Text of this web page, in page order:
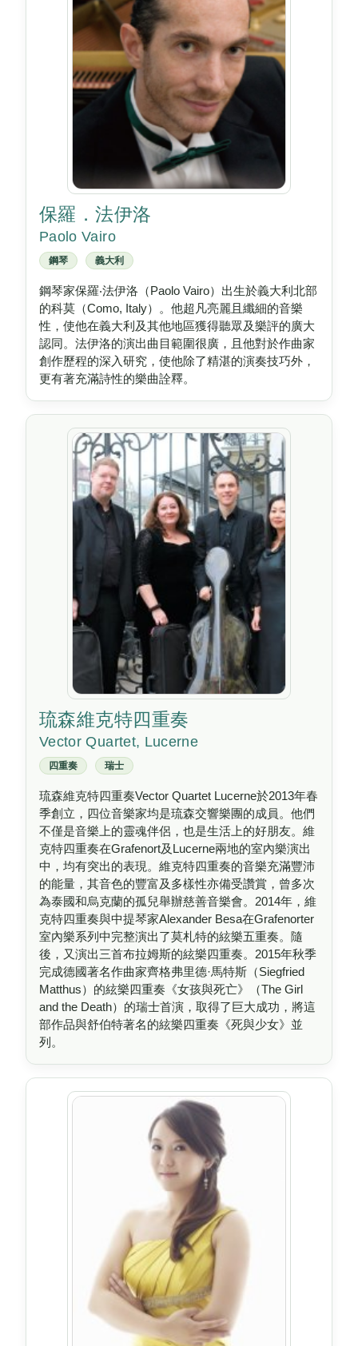
保羅．法伊洛
Paolo Vairo
鋼琴 義大利
鋼琴家保羅‧法伊洛（Paolo Vairo）出生於義大利北部
的科莫（Como, Italy）。他超凡亮麗且纖細的音樂
性，使他在義大利及其他地區獲得聽眾及樂評的廣大
認同。法伊洛的演出曲目範圍很廣，且他對於作曲家
創作歷程的深入研究，使他除了精湛的演奏技巧外，
更有著充滿詩性的樂曲詮釋。
琉森維克特四重奏
Vector Quartet, Lucerne
四重奏 瑞士
琉森維克特四重奏Vector Quartet Lucerne於2013年春
季創立，四位音樂家均是琉森交響樂團的成員。他們
不僅是音樂上的靈魂伴侶，也是生活上的好朋友。維
克特四重奏在Grafenort及Lucerne兩地的室內樂演出
中，均有突出的表現。維克特四重奏的音樂充滿豐沛
的能量，其音色的豐富及多樣性亦備受讚賞，曾多次
為泰國和烏克蘭的孤兒舉辦慈善音樂會。2014年，維
克特四重奏與中提琴家Alexander Besa在Grafenorter
室內樂系列中完整演出了莫札特的絃樂五重奏。隨
後，又演出三首布拉姆斯的絃樂四重奏。2015年秋季
完成德國著名作曲家齊格弗里德·馬特斯（Siegfried
Matthus）的絃樂四重奏《女孩與死亡》（The Girl
and the Death）的瑞士首演，取得了巨大成功，將這
部作品與舒伯特著名的絃樂四重奏《死與少女》並
列。